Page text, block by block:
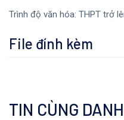
Trình độ văn hóa: THPT trở
File đính kèm
TIN CÙNG